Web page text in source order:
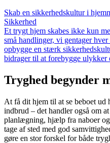
Skab en sikkerhedskultur i
Sikkerhed
Et trygt hjem skabes ikke kun
små handlinger, vi gentager
opbygge en stærk
bidrager til at forebygge ulykker
Tryghed begynder
At få dit hjem til at se beboet ud
indbrud – det handler også om
planlægning, hjælp fra naboer
tage af sted med god
gøre en stor forskel for både